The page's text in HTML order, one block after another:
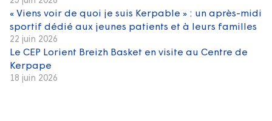
« Viens voir de quoi je suis Kerpable » : un après-midi
sportif dédié aux jeunes patients et à leurs familles
22 juin 2026
Le CEP Lorient Breizh Basket en visite au Centre de
Kerpape
18 juin 2026